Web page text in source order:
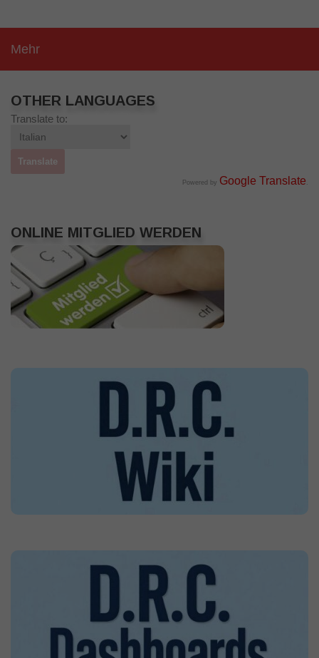
Mehr
OTHER LANGUAGES
Translate to:
Powered by Google Translate
ONLINE MITGLIED WERDEN